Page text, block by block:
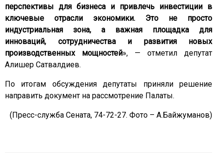
перспективы для бизнеса и привлечь инвестиции в
ключевые отрасли экономики. Это не просто
индустриальная зона, а важная площадка для
инноваций, сотрудничества и развития новых
производственных мощностей», — отметил депутат
Алишер Сатвалдиев.
По итогам обсуждения депутаты приняли решение
направить документ на рассмотрение Палаты.
(Пресс-служба Сената, 74-72-27. Фото – А.Байжуманов)